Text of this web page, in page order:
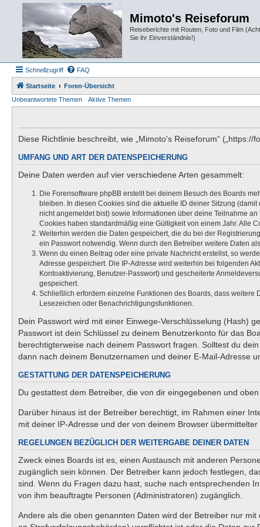
Mimoto's Reiseforum
Reiseberichte mit Routen, Foto und Film
Sie ihr Einverständnis!)
Schnellzugriff FAQ
Startseite
Foren-Übersicht
Unbeantwortete Themen
Aktive Themen
Diese Richtlinie beschreibt, wie „Mimoto's Reiseforum“
UMFANG UND ART DER DATENSPEICHERUNG
Deine Daten werden auf vier verschiedene Arten gesammelt:
Die Forensoftware phpBB erstellt bei deinem Besuch des Boards
bleiben. In diesen Cookies sind die aktuelle ID deiner Sitzung
nicht angemeldet bist) sowie Informationen über deine Teilnahme
Cookies haben standardmäßig eine Gültigkeit von einem Jahr. Alle
Weiterhin werden die Daten gespeichert, die du bei der
ein Passwort notwendig. Wenn durch den Betreiber weitere Daten
Wenn du einen Beitrag oder eine private Nachricht erstellst, so
Adresse gespeichert. Die IP-Adresse wird weiterhin bei folgenden
Kontoaktivierung, Benutzer-Passwort) und gescheiterte
gespeichert.
Schließlich erfordern einzelne Funktionen des Boards, dass
Lesezeichen oder Benachrichtigungsfunktionen.
Dein Passwort wird mit einer Einwege-Verschlüsselung (Hash)
Passwort ist dein Schlüssel zu deinem Benutzerkonto für das
berechtigterweise nach deinem Passwort fragen. Solltest du
dann nach deinem Benutzernamen und deiner E-Mail-Adresse
GESTATTUNG DER DATENSPEICHERUNG
Du gestattest dem Betreiber, die von dir eingegebenen und
Darüber hinaus ist der Betreiber berechtigt, im Rahmen einer
mit deiner IP-Adresse und der von deinem Browser
REGELUNGEN BEZÜGLICH DER WEITERGABE DEINER DATEN
Zweck eines Boards ist es, einen Austausch mit anderen
zugänglich sein können. Der Betreiber kann jedoch festlegen,
sind. Wenn du Fragen dazu hast, suche nach entsprechenden
von ihm beauftragte Personen (Administratoren) zugänglich.
Andere als die oben genannten Daten wird der Betreiber nur